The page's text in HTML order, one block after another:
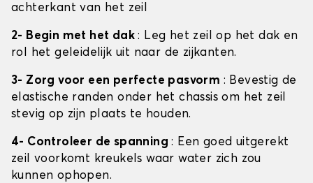
achterkant van het zeil
2- Begin met het dak: Leg het zeil op het dak en
rol het geleidelijk uit naar de zijkanten.
3- Zorg voor een perfecte pasvorm : Bevestig de
elastische randen onder het chassis om het zeil
stevig op zijn plaats te houden.
4- Controleer de spanning: Een goed uitgerekt
zeil voorkomt kreukels waar water zich zou
kunnen ophopen.